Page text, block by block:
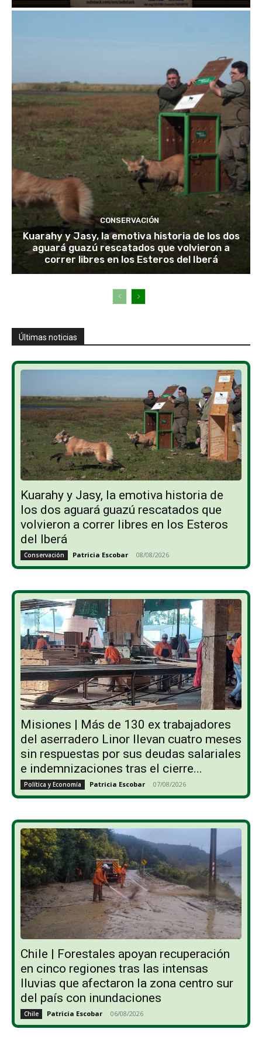
CONSERVACIÓN
Kuarahy y Jasy, la emotiva historia de los dos
aguará guazú rescatados que volvieron a
correr libres en los Esteros del Iberá
Últimas noticias
Kuarahy y Jasy, la emotiva historia de
los dos aguará guazú rescatados que
volvieron a correr libres en los Esteros
del Iberá
Conservación Patricia Escobar - 08/08/2026
Misiones | Más de 130 ex trabajadores
del aserradero Linor llevan cuatro meses
sin respuestas por sus deudas salariales
e indemnizaciones tras el cierre...
Política y Economía Patricia Escobar - 07/08/2026
Chile | Forestales apoyan recuperación
en cinco regiones tras las intensas
lluvias que afectaron la zona centro sur
del país con inundaciones
Chile Patricia Escobar - 06/08/2026